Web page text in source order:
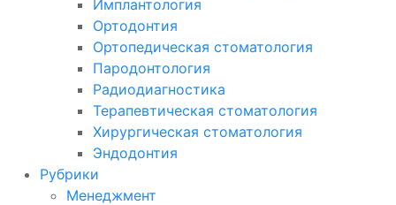
Имплантология
Ортодонтия
Ортопедическая стоматология
Пародонтология
Радиодиагностика
Терапевтическая стоматология
Хирургическая стоматология
Эндодонтия
Рубрики
Менеджмент